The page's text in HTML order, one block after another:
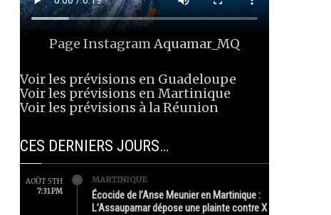
Page InstagramAquamar_MQ
Voir les prévisions en Guadeloupe
Voir les prévisions en Martinique
Voir les prévisions à la Réunion
CES DERNIERS JOURS…
AOÛT 5TH
7:31 PM
MARTINIQUE
Écocide de l’Anse Meunier en Martinique :
L’Assaupamar dépose une plainte contre X